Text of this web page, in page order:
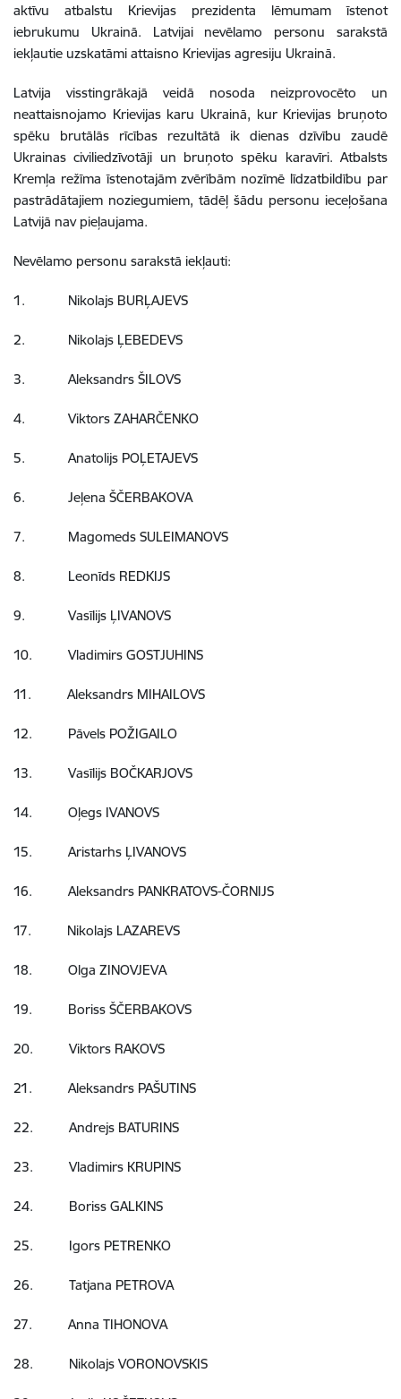
aktīvu atbalstu Krievijas prezidenta lēmumam īstenot
iebrukumu Ukrainā. Latvijai nevēlamo personu sarakstā
iekļautie uzskatāmi attaisno Krievijas agresiju Ukrainā.
Latvija visstingrākajā veidā nosoda neizprovocēto un
neattaisnojamo Krievijas karu Ukrainā, kur Krievijas bruņoto
spēku brutālās rīcības rezultātā ik dienas dzīvību zaudē
Ukrainas civiliedzīvotāji un bruņoto spēku karavīri. Atbalsts
Kremļa režīma īstenotajām zvērībām nozīmē līdzatbildību par
pastrādātajiem noziegumiem, tādēļ šādu personu ieceļošana
Latvijā nav pieļaujama.
Nevēlamo personu sarakstā iekļauti:
1. Nikolajs BURĻAJEVS
2. Nikolajs ĻEBEDEVS
3. Aleksandrs ŠILOVS
4. Viktors ZAHARČENKO
5. Anatolijs POĻETAJEVS
6. Jeļena ŠČERBAKOVA
7. Magomeds SULEIMANOVS
8. Leonīds REDKIJS
9. Vasīlijs ĻIVANOVS
10. Vladimirs GOSTJUHINS
11. Aleksandrs MIHAILOVS
12. Pāvels POŽIGAILO
13. Vasīlijs BOČKARJOVS
14. Oļegs IVANOVS
15. Aristarhs ĻIVANOVS
16. Aleksandrs PANKRATOVS-ČORNIJS
17. Nikolajs LAZAREVS
18. Olga ZINOVJEVA
19. Boriss ŠČERBAKOVS
20. Viktors RAKOVS
21. Aleksandrs PAŠUTINS
22. Andrejs BATURINS
23. Vladimirs KRUPINS
24. Boriss GALKINS
25. Igors PETRENKO
26. Tatjana PETROVA
27. Anna TIHONOVA
28. Nikolajs VORONOVSKIS